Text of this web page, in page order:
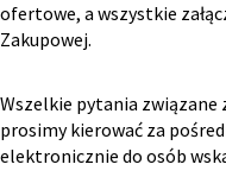
ofertowe, a wszystkie
Zakupowej.
Wszelkie pytania
prosimy kierować za
elektronicznie do osób